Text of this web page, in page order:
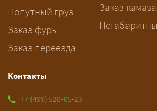
Попутный груз
Заказ фуры
Заказ переезда
Заказ камаза
Контакты
+7 (499) 520-05-23